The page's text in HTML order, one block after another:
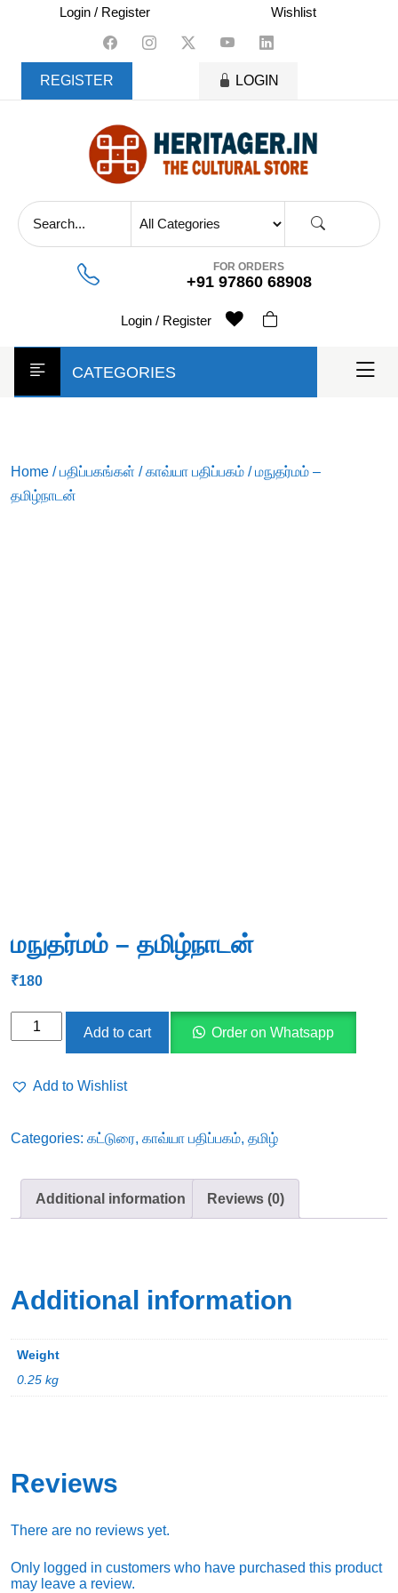
content
Login / Register Wishlist
REGISTER LOGIN
FOR ORDERS
+91 97860 68908
Login / Register
CATEGORIES
Home /பதிப்பகங்கள் /காவ்யா பதிப்பகம் / மநுதர்மம் –
தமிழ்நாடன்
மநுதர்மம் – தமிழ்நாடன்
₹180
மநுதர்மம்
quantity
Add to cart Order on Whatsapp
Add to Wishlist
Categories: கட்டுரை, காவ்யா பதிப்பகம், தமிழ்
Additional information Reviews (0)
Additional information
Weight
0.25 kg
Reviews
There are no reviews yet.
Only logged in customers who have purchased this product
may leave a review.